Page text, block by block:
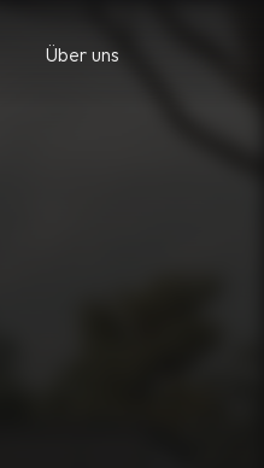
Über uns